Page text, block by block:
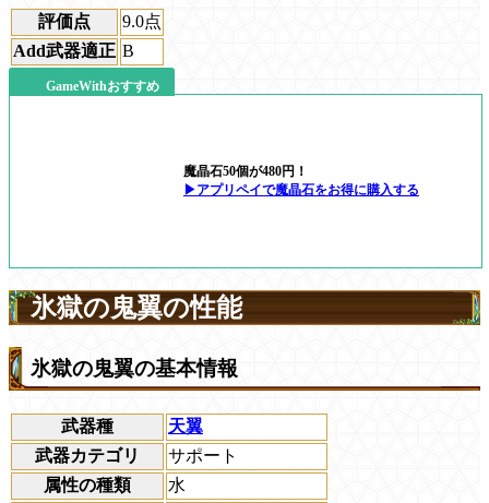
評価点 9.0点
Add武器適正 B
GameWithおすすめ
魔晶石50個が480円！
▶アプリペイで魔晶石をお得に購入する
氷獄の鬼翼の性能
氷獄の鬼翼の基本情報
武器種
天翼
武器カテゴリ
サポート
属性の種類
水